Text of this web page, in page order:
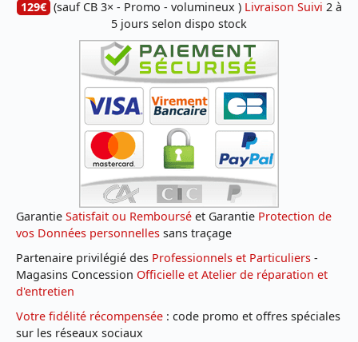
129€ (sauf CB 3× - Promo - volumineux ) Livraison Suivi 2 à
5 jours selon dispo stock
Garantie Satisfait ou Remboursé et Garantie Protection de
vos Données personnelles sans traçage
Partenaire privilégié des Professionnels et Particuliers -
Magasins Concession Officielle et Atelier de réparation et
d'entretien
Votre fidélité récompensée : code promo et offres spéciales
sur les réseaux sociaux